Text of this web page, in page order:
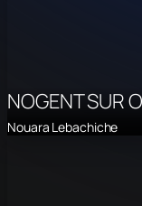
NOGENT SUR
Nouara Lebachiche